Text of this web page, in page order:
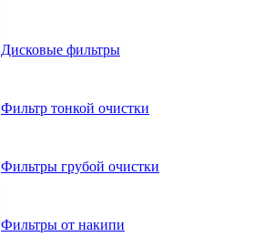
Дисковые фильтры
Фильтр тонкой очистки
Фильтры грубой очистки
Фильтры от накипи